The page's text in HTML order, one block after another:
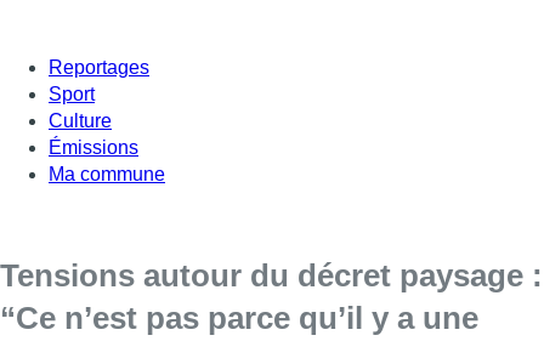
Reportages
Sport
Culture
Émissions
Ma commune
Tensions autour du décret paysage :
“Ce n’est pas parce qu’il y a une